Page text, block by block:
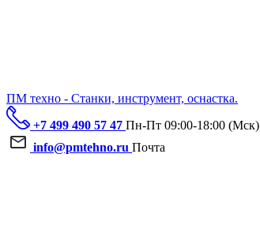
ПМ техно - Станки, инструмент, оснастка.
+7 499 490 57 47 Пн-Пт 09:00-18:00 (Мск)
info@pmtehno.ru Почта